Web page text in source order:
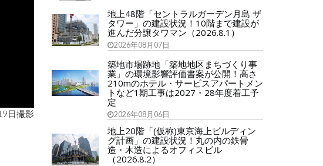
日撮影
地上48階「セントラルガーデン月島 ザ
タワー」の建設状況！10階まで建設が
進んだ分譲タワマン（2026.8.1）
2026年08月07日
築地市場跡地「築地地区まちづくり事
業」の環境影響評価書案が公開！高さ
210mのホテル・サービスアパートメン
トなど1期工事は2027・28年度着工予
定
2026年08月06日
地上20階「(仮称)東京海上ビルディン
グ計画」の建設状況！丸の内の鉄骨
造・木造によるオフィスビル
（2026.8.2）